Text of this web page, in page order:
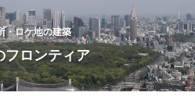
・ロケ地の建築
フロンティア